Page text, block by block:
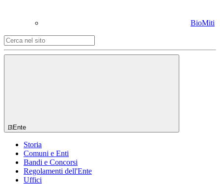
BioMiti
Ente
Storia
Comuni e Enti
Bandi e Concorsi
Regolamenti dell'Ente
Uffici